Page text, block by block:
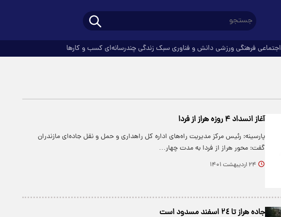
اجتماعی فرهنگیورزشی دانش و فناوری سبک زندگیچندرسانه‌ای کسب و کارها
آغاز انسداد ۴ روزه هراز از فردا
پارسینه: رئیس مرکز مدیریت راه‌های اداره کل راهداری و حمل و نقل جاده‌ای مازندران
گفت: محور هراز از فردا به مدت چهار…
۲۴ اردیبهشت ۱۴۰۱
جاده هراز تا ٢٤ اسفند مسدود است